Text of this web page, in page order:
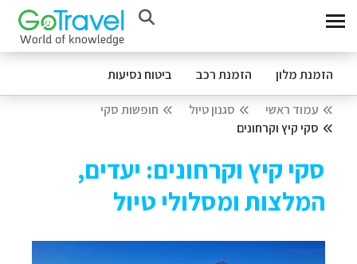
הזמנת מלון הזמנת רכב ביטוח נסיעות
עמוד ראשי סגנון טיול
חופשות סקי
סקי קיץ וקרחונים
סקי קיץ וקרחונים: יעדים,
המלצות ומסלולי טיול